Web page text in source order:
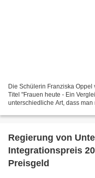
Die Schülerin Franziska
Titel "Frauen heute - Ein
unterschiedliche Art, dass
Regierung von
Integrationspreis
Preisgeld